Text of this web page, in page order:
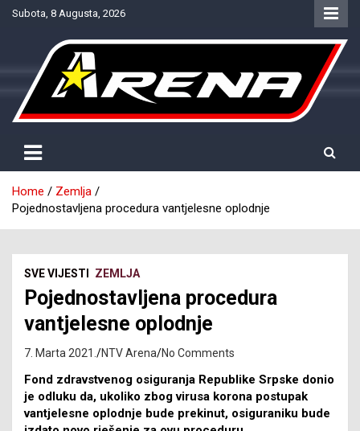
SkipSubota, 8 Augusta, 2026
NTV Arena
Home
Zemlja
Pojednostavljena procedura vantjelesne oplodnje
SVE VIJESTI ZEMLJA
Pojednostavljena procedura
vantjelesne oplodnje
7. Marta 2021. NTV Arena No Comments
Fond zdravstvenog osiguranja Republike Srpske donio
je odluku da, ukoliko zbog virusa korona postupak
vantjelesne oplodnje bude prekinut, osiguraniku bude